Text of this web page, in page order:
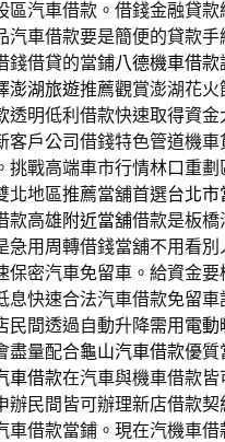
區汽車借款。借錢金融貸款
汽車借款要是簡便的貸款手
錢借貸的當鋪八德機車借款
澎湖旅遊推薦觀賞澎湖花
透明低利借款快速取得資
客戶公司借錢特色管道機車
挑戰高端車市行情林口重劃
北地區推薦當舖首選台北市
款高雄 附近當舖借款是板橋
急用周轉借錢當舖不用看
保密汽車免留車。給資金
息快速合法汽車借款免留車
民間透過自動升降需用 電動
盡量配合龜山汽車借款優質
車借款在汽車與機車借款
辦民間皆可辦理新店借款
車借款當鋪。現在汽機車借